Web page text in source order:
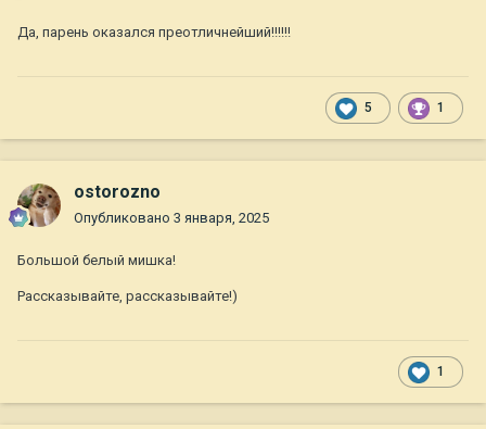
Да, парень оказался преотличнейший!!!!!!
5 1
ostorozno
Опубликовано 3 января, 2025
Большой белый мишка!
Рассказывайте, рассказывайте!)
1